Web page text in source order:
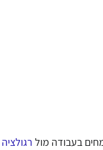
בעבודה מול